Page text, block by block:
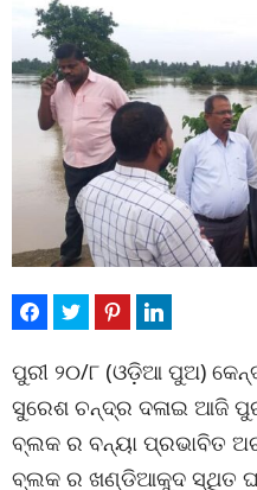
ପୁରୀ ୨୦/୮ (ଓଡ଼ିଆ ପୁଅ)
ସୁରେଶ ଚନ୍ଦ୍ର ଦଳାଇ ଆଜି
ବ୍ଲକ ର ବନ୍ୟା ପ୍ରଭାବିତ
ବ୍ଲକ ର ଖଣ୍ଡିଆକୁଦ ସ୍ଥିତ